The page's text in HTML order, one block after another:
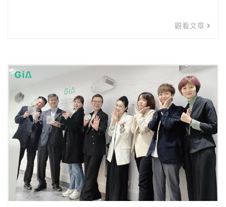
觀看文章